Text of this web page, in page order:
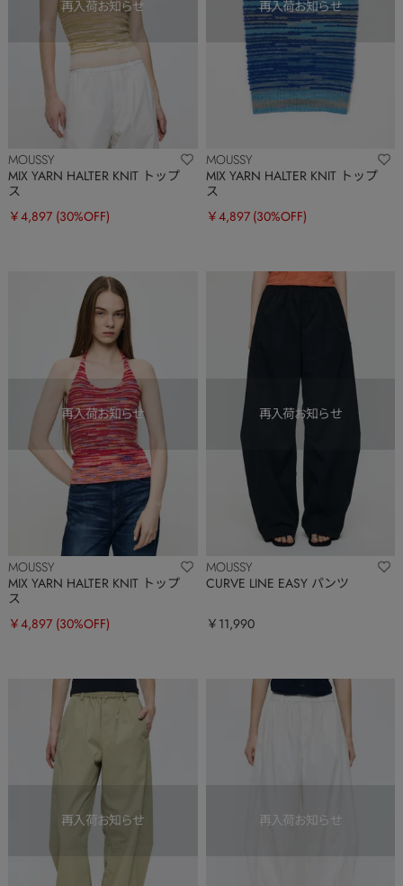
MOUSSY
MIX YARN HALTER KNIT トップ
ス
￥4,897 (30%OFF)
MOUSSY
MIX YARN HALTER KNIT トップ
ス
￥4,897 (30%OFF)
MOUSSY
MIX YARN HALTER KNIT トップ
ス
￥4,897 (30%OFF)
MOUSSY
CURVE LINE EASY パンツ
￥11,990